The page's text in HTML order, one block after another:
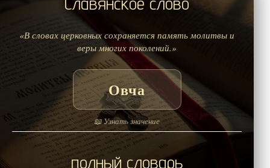
«В словах церковных сохраняется память молитвы и
веры многих поколений.»
Овча
📖 Узнать значение
полный словарь